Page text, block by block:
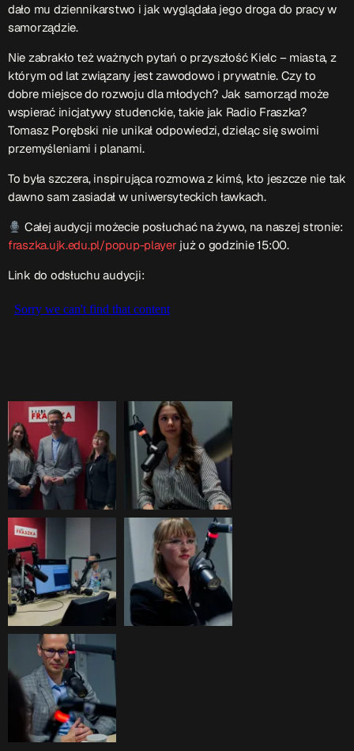
Strona UJK
Klub WSPAK
Wirtualna Uczelnia
Biuro Karier
Punkt Interwencji Kryzysowej
– jedyna w Kielcach studencka stacja radiowa.
Projekt ruszył w październiku 2015 roku z inicjatywy
kieleckich studentówCzytaj.wiecej…
Patronat medialny Radia Fraszka
search
ON AIR
Upcoming shows
TOP CHART
dało mu dziennikarstwo i jak wyglądała jego droga do pracy w
samorządzie.
Nie zabrakło też ważnych pytań o przyszłość Kielc – miasta, z
którym od lat związany jest zawodowo i prywatnie. Czy to
dobre miejsce do rozwoju dla młodych? Jak samorząd może
wspierać inicjatywy studenckie, takie jak Radio Fraszka?
Tomasz Porębski nie unikał odpowiedzi, dzieląc się swoimi
przemyśleniami i planami.
To była szczera, inspirująca rozmowa z kimś, kto jeszcze nie tak
dawno sam zasiadał w uniwersyteckich ławkach.
Całej audycji możecie posłuchać na żywo, na naszej stronie:
fraszka.ujk.edu.pl/popup-player już o godzinie 15:00.
Link do odsłuchu audycji: